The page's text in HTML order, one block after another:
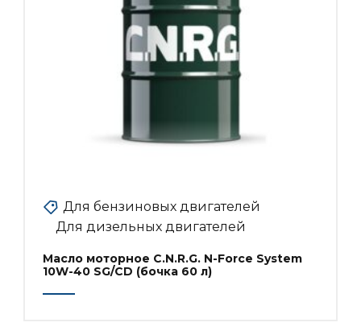
Для бензиновых двигателей
Для дизельных двигателей
Масло моторное C.N.R.G. N-Force System
10W-40 SG/CD (бочка 60 л)